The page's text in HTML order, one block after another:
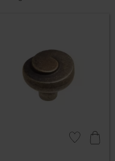
Gem som